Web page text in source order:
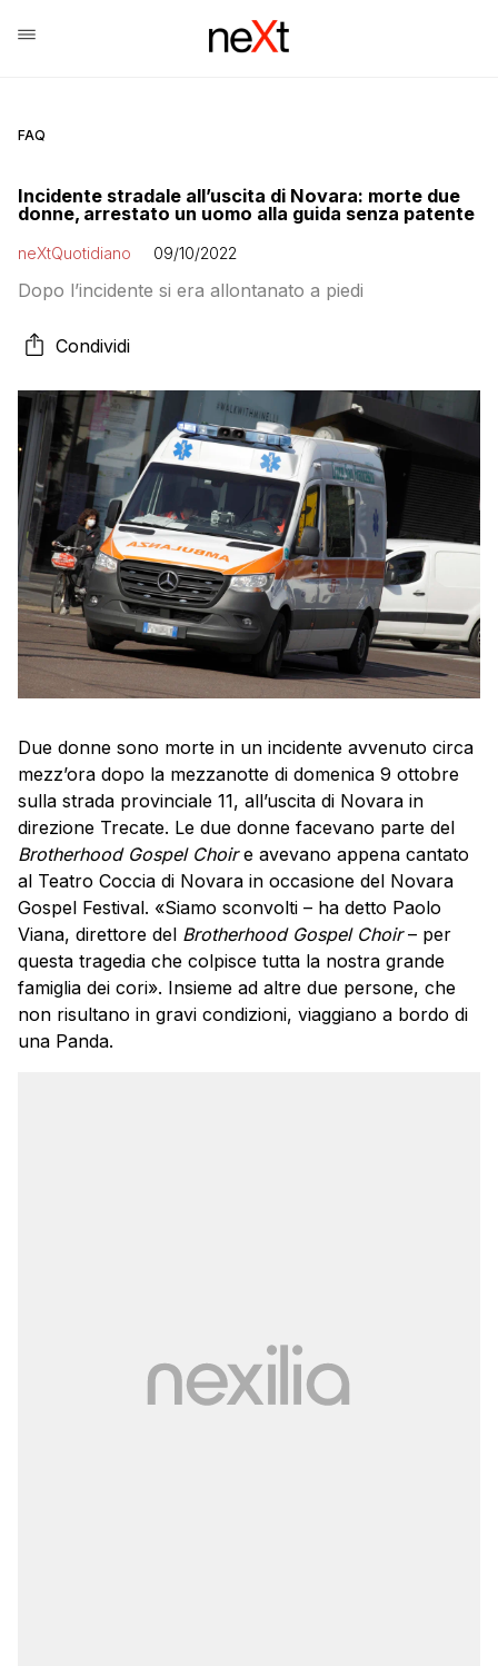
FAQ
Incidente stradale all’uscita di Novara: morte due
donne, arrestato un uomo alla guida senza patente
neXtQuotidiano 09/10/2022
Dopo l’incidente si era allontanato a piedi
Condividi
Due donne sono morte in un incidente avvenuto circa
mezz’ora dopo la mezzanotte di domenica 9 ottobre
sulla strada provinciale 11, all’uscita di Novara in
direzione Trecate. Le due donne facevano parte del
Brotherhood Gospel Choire avevano appena cantato
al Teatro Coccia di Novara in occasione del Novara
Gospel Festival. «Siamo sconvolti – ha detto Paolo
Viana, direttore del Brotherhood Gospel Choir– per
questa tragedia che colpisce tutta la nostra grande
famiglia dei cori». Insieme ad altre due persone, che
non risultano in gravi condizioni, viaggiano a bordo di
una Panda.